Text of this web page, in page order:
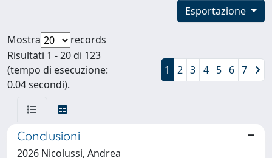
Esportazione
Mostra
records
Risultati 1 - 20 di 123
(tempo di esecuzione:
0.04 secondi).
1 2 3 4 5 6 7
Conclusioni
2026 Nicolussi, Andrea